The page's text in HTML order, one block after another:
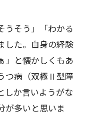
うそう」「わかる
した。自身の経験
」と懐かしくもあ
つ病（双極Ⅱ型障
しか言いようがな
が多いと思いま